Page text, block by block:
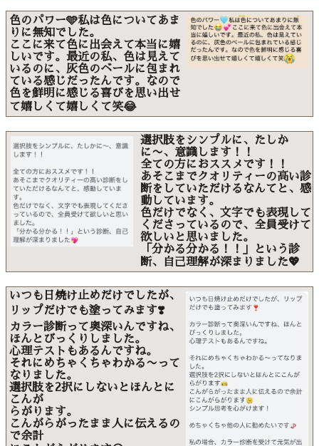
色のパワー🩵私は色についてあま
りに無知でした。
ここに来て色に出会えて本当に嬉
しいです。最近の私、色は見えて
いるのに、灰色のベールに包まれ
ている感じだったんです。なので
色を鮮明に感じる喜びを思い出せ
て嬉しくて嬉しくて笑😂
選択肢をシンプルに、たしか
に〜、意識します！！
全ての方におススメです！！
あそこまでクオリティーの高い診
断をしていただけるなんてと、感
動しています。
色だけでなく、文字でも表現して
くださっているので、全員受けて
欲しいと思いました。
「分かる分かる！！」という診
断、自己理解が深まりました💖
いつも日焼け止めだけでしたが、
リップだけでも塗ってみます❣️
カラー診断って奥深いんですね、
ほんとびっくりしました。
心理テストもあるんですね。
それにめちゃくちゃわかる〜って
なりました。
選択肢を2択にしないとほんとに
こんが
らがります。
こんがらがったまま人に伝えるの
で余計